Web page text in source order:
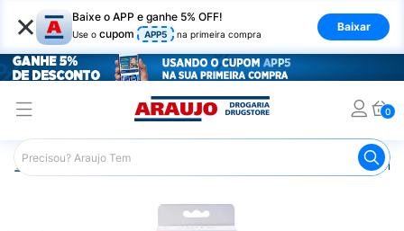
× Baixe o APP e ganhe 5% OFF!
Use o cupom APP5 na primeira compra
Baixar
0
Araujo Higiene Pessoal Aparelhos e